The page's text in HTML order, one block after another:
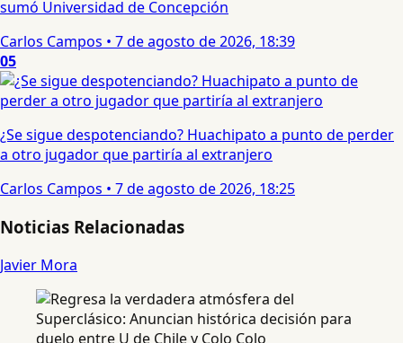
sumó Universidad de Concepción
Carlos Campos • 7 de agosto de 2026, 18:39
05
¿Se sigue despotenciando? Huachipato a punto de perder
a otro jugador que partiría al extranjero
Carlos Campos • 7 de agosto de 2026, 18:25
Noticias Relacionadas
Javier Mora